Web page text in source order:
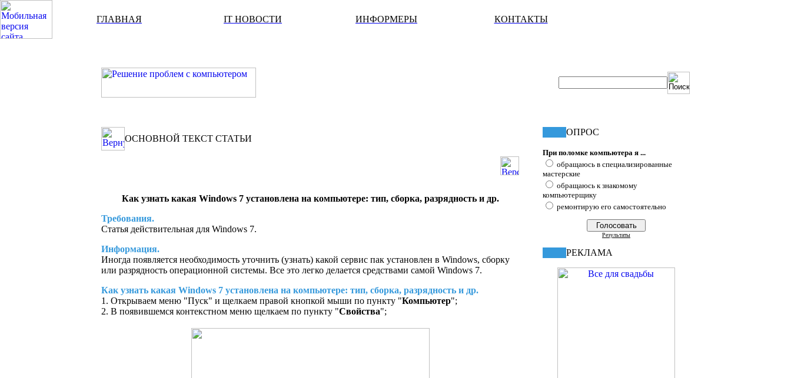
ГЛАВНАЯ IT НОВОСТИ ИНФОРМЕРЫ КОНТАКТЫ
ОСНОВНОЙ ТЕКСТ СТАТЬИ
Как узнать какая Windows 7 установлена на компьютере: тип, сборка, разрядность и др.
Требования.
Статья действительная для Windows 7.
Информация.
Иногда появляется необходимость уточнить (узнать) какой сервис пак установлен в Windows, сборку
или разрядность операционной системы. Все это легко делается средствами самой Windows 7.
Как узнать какая Windows 7 установлена на компьютере: тип, сборка, разрядность и др.
1. Открываем меню "Пуск" и щелкаем правой кнопкой мыши по пункту "Компьютер";
2. В появившемся контекстном меню щелкаем по пункту "Свойства";
ОПРОС
При поломке компьютера я ...
обращаюсь в специализированные
мастерские
обращаюсь к знакомому
компьютерщику
ремонтирую его самостоятельно
Результаты
РЕКЛАМА